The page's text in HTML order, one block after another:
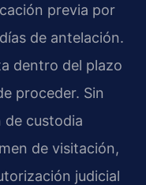
previa por
de antelación.
dentro del plazo
proceder. Sin
de custodia
de visitación,
judicial